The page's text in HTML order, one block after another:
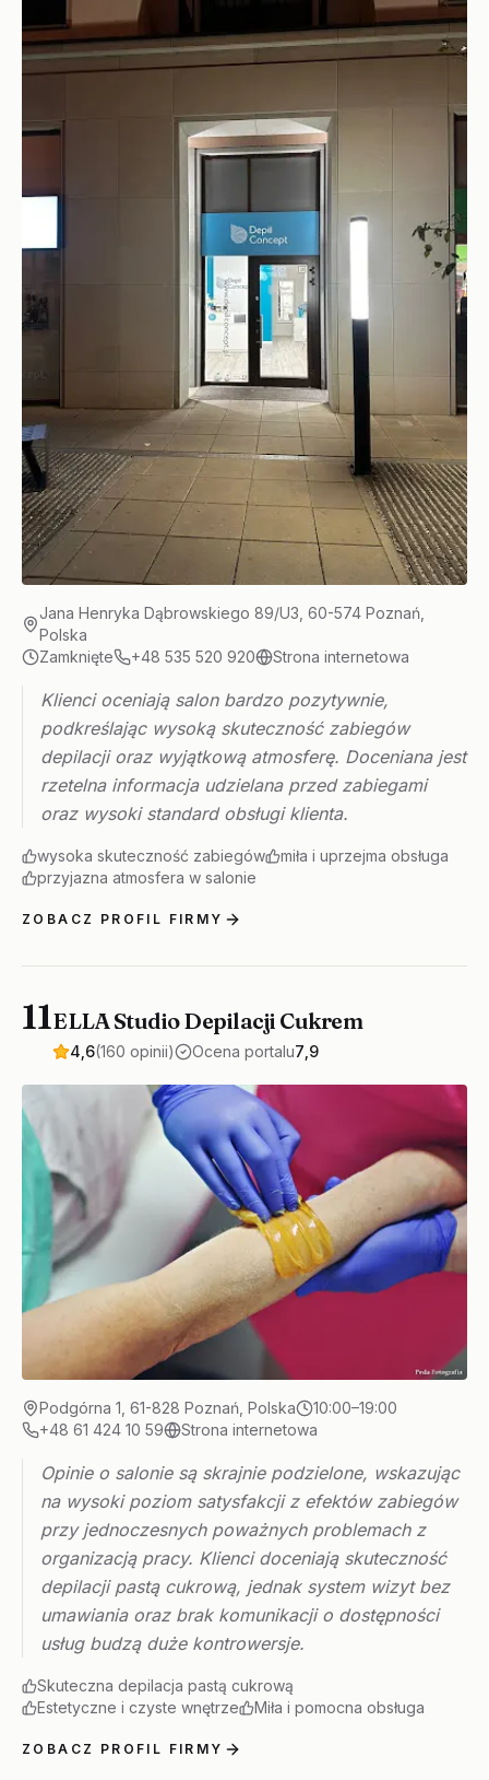
Jana Henryka Dąbrowskiego 89/U3, 60-574 Poznań,
Polska
Zamknięte
+48 535 520 920 Strona internetowa
Klienci oceniają salon bardzo pozytywnie,
podkreślając wysoką skuteczność zabiegów
depilacji oraz wyjątkową atmosferę. Doceniana jest
rzetelna informacja udzielana przed zabiegami
oraz wysoki standard obsługi klienta.
wysoka skuteczność zabiegów
miła i uprzejma obsługa
przyjazna atmosfera w salonie
ZOBACZ PROFIL FIRMY
11ELLA Studio Depilacji Cukrem
4,6(160 opinii) Ocena portalu7,9
Podgórna 1, 61-828 Poznań, Polska
10:00–19:00
+48 61 424 10 59
Strona internetowa
Opinie o salonie są skrajnie podzielone, wskazując
na wysoki poziom satysfakcji z efektów zabiegów
przy jednoczesnych poważnych problemach z
organizacją pracy. Klienci doceniają skuteczność
depilacji pastą cukrową, jednak system wizyt bez
umawiania oraz brak komunikacji o dostępności
usług budzą duże kontrowersje.
Skuteczna depilacja pastą cukrową
Estetyczne i czyste wnętrze
Miła i pomocna obsługa
ZOBACZ PROFIL FIRMY